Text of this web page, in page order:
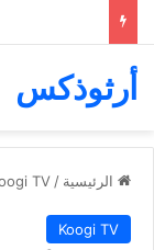
أرثوذكس
الرئيسية /
TV
Koogi TV